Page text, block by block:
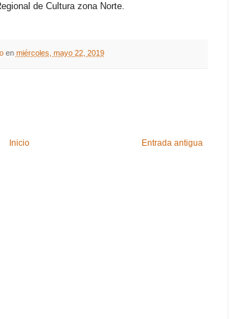
de Cultura zona Norte.
en miércoles, mayo 22, 2019
Entrada antigua
Inicio